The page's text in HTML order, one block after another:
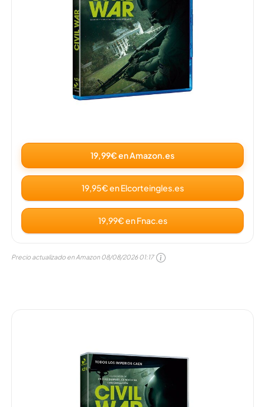
19,99€ en Amazon.es
19,95€ en Elcorteingles.es
19,99€ en Fnac.es
Precio actualizado en Amazon 08/08/2026 01:17